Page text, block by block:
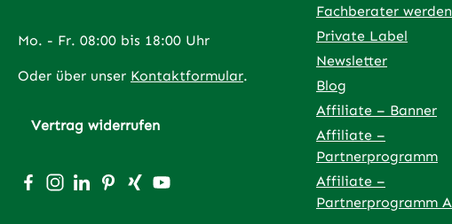
Mo. - Fr. 08:00 bis 18:00 Uhr
Oder über unser Kontaktformular.
Vertrag widerrufen
Besuche uns auf Facebook – öffnet in neuem Tab (externer Link)
Schau auf Instagram vorbei – öffnet in neuem Tab
Vernetze dich mit uns auf LinkedIn – öffnet in neuem
Lass dich auf Pinterest inspirieren – öffnet in
Vernetze dich mit uns auf Xing – öffnet in
Sieh dir unsere Videos auf YouTube an –
Fachberater werden
Private Label
Newsletter
Blog
Affiliate – Banner
Affiliate –
Partnerprogramm
Affiliate –
Partnerprogramm